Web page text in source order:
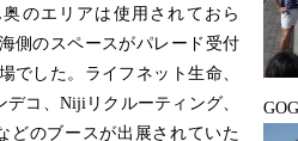
のエリアは使用されておら
側のスペースがパレード受付
でした。ライフネット生命、
コ、Nijiリクルーティング、
どのブースが出展されていた